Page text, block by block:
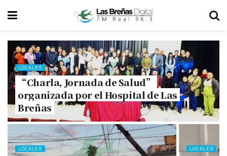
LOCALES
“Charla, Jornada de Salud”
organizada por el Hospital de Las
Breñas
LOCALES LOCALES